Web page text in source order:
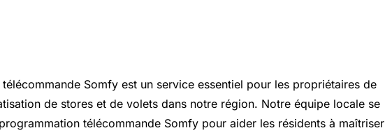
Somfy est un service essentiel pour les propriétaires de
de stores et de volets dans notre région. Notre équipe locale se
télécommande Somfy pour aider les résidents à maîtriser